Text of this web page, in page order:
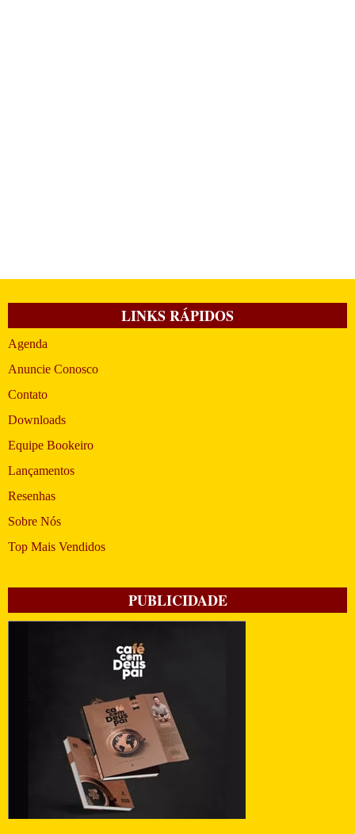
LINKS RÁPIDOS
Agenda
Anuncie Conosco
Contato
Downloads
Equipe Bookeiro
Lançamentos
Resenhas
Sobre Nós
Top Mais Vendidos
PUBLICIDADE